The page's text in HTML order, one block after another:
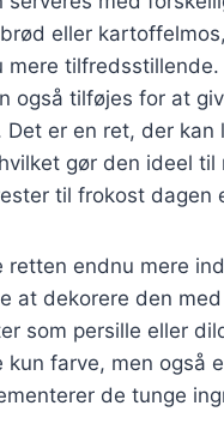
eller
mere tilfredsstillende.
også tilføjes for at
Det er en ret, der kan
gør den ideel til
til frokost dagen
retten endnu mere
at dekorere den
som persille eller
kun farve, men også
de tunge